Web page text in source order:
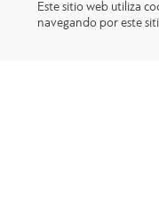
Este sitio web utiliza
navegando por este